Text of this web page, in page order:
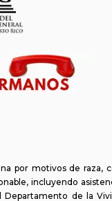
por motivos de raza,
incluyendo
de la